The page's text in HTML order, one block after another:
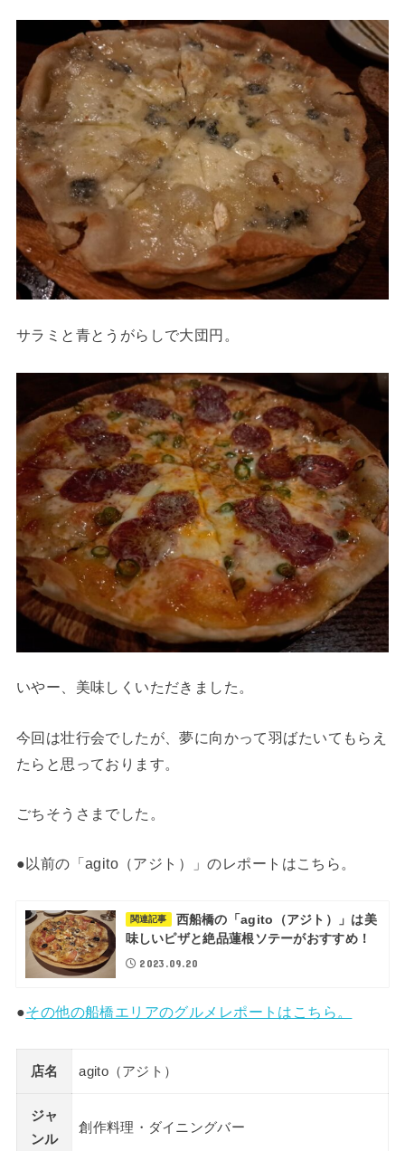
サラミと青とうがらしで大団円。
いやー、美味しくいただきました。
今回は壮行会でしたが、夢に向かって羽ばたいてもらえ
たらと思っております。
ごちそうさまでした。
●以前の「agito（アジト）」のレポートはこちら。
関連記事
西船橋の「agito（アジト）」は美
味しいピザと絶品蓮根ソテーがおすすめ！
2023.09.20
●その他の船橋エリアのグルメレポートはこちら。
店名 agito（アジト）
ジャ
ンル
創作料理・ダイニングバー